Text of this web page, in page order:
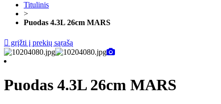
Titulinis
>
Puodas 4.3L 26cm MARS
grįžti į prekių sąrašą
Puodas 4.3L 26cm MARS